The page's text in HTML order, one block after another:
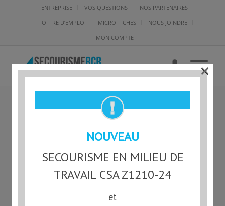
ENTREPRISE VOS QUESTIONS
NOS PARTENAIRES
OFFRE D’EMPLOI
MICRO-FICHES
NOUS JOINDRE
MON COMPTE
31 OCT. 2025, 10_44_06
NOUVEAU
SECOURISME EN MILIEU DE
TRAVAIL CSA Z1210-24
et
×